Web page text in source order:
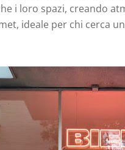
i loro spazi, creando
ideale per chi cerca